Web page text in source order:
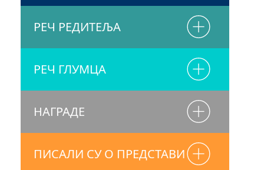
РЕЧ РЕДИТЕЉА
РЕЧ ГЛУМЦА
НАГРАДЕ
ПИСАЛИ СУ О ПРЕДСТАВИ